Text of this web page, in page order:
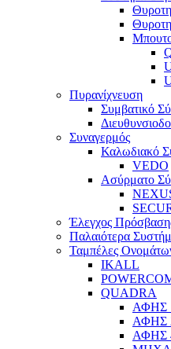
Πυρανίχνευση
Συμβατικό
Συναγερμός
Καλωδιακό
VEDO
Ασύρματο
Έλεγχος
Παλαιότερα
Ταμπέλες
IKALL
QUADRA
ΑΦΗΣ
ΑΦΗΣ
ΑΦΗΣ